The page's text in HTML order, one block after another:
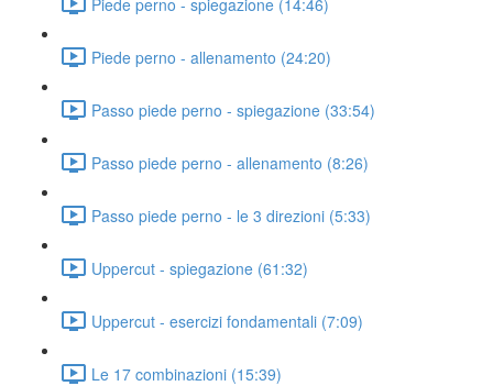
Piede perno - allenamento (24:20)
Passo piede perno - spiegazione (33:54)
Passo piede perno - allenamento (8:26)
Passo piede perno - le 3 direzioni (5:33)
Uppercut - spiegazione (61:32)
Uppercut - esercizi fondamentali (7:09)
Le 17 combinazioni (15:39)